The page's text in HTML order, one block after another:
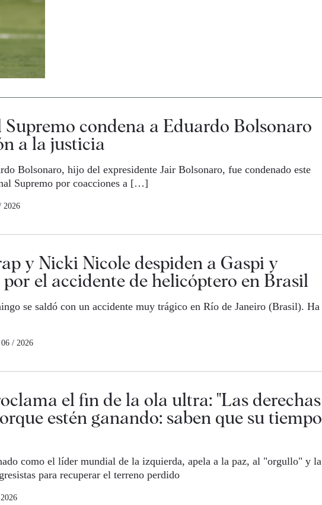
condena a Eduardo Bolsonaro
a la justicia
Bolsonaro, hijo del expresidente Jair Bolsonaro, fue condenado este
Supremo por coacciones a […]
2026
y Nicki Nicole despiden a Gaspi y
el accidente de helicóptero en Brasil
se saldó con un accidente muy trágico en Río de Janeiro (Brasil). Ha
/ 2026
el fin de la ola ultra: "Las derechas
estén ganando: saben que su tiempo
como el líder mundial de la izquierda, apela a la paz, al "orgullo" y la
para recuperar el terreno perdido